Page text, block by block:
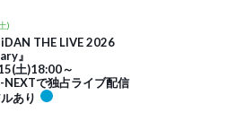
)
THE LIVE 2026
』
土)18:00～
で独占ライブ配信
あり